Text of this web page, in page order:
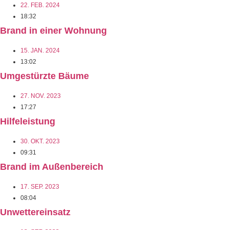
22. FEB. 2024
18:32
Brand in einer Wohnung
15. JAN. 2024
13:02
Umgestürzte Bäume
27. NOV. 2023
17:27
Hilfeleistung
30. OKT. 2023
09:31
Brand im Außenbereich
17. SEP. 2023
08:04
Unwettereinsatz